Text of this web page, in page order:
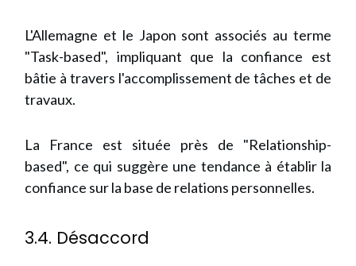
L'Allemagne et le Japon sont associés au terme
"Task-based", impliquant que la confiance est
bâtie à travers l'accomplissement de tâches et de
travaux.
La France est située près de "Relationship-
based", ce qui suggère une tendance à établir la
confiance sur la base de relations personnelles.
3.4. Désaccord